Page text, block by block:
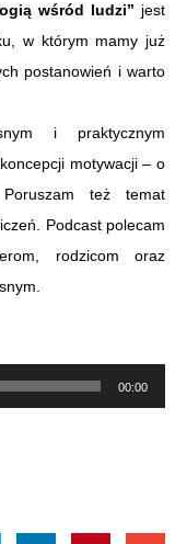
wśród ludzi” jest
w którym mamy już
postanowień i warto
i praktycznym
motywacji – o
też temat
Podcast polecam
rodzicom oraz
00:00